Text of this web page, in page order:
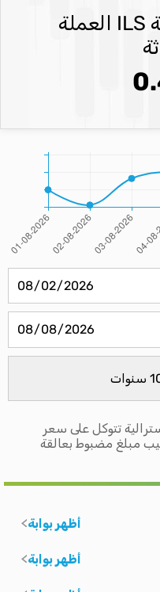
سعر صرف العملة ILS العملة
تتوكل على سعر
مبلغ مضبوط بعالقة
أظهر بوابة
أظهر بوابة